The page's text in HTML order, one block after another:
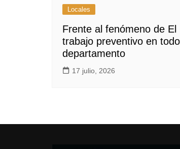
Locales
Frente al fenómeno de El
trabajo preventivo en
departamento
17 julio, 2026